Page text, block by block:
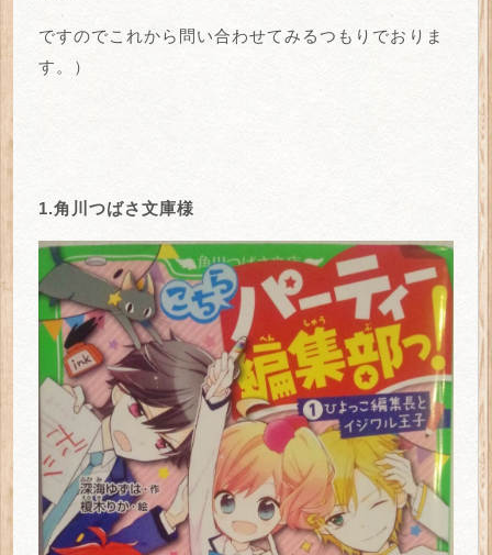
ですのでこれから問い合わせてみるつもりでおりま
す。）
1.角川つばさ文庫様